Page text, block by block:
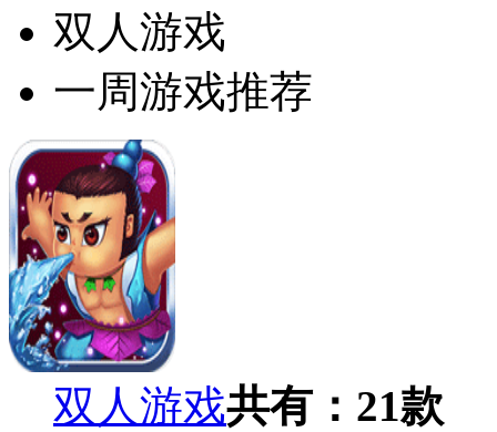
双人游戏
一周游戏推荐
双人游戏共有： 21款